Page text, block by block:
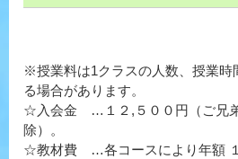
※授業料は1クラスの人数、授業時
る場合があります。
☆入会金 …１２,５００円（ご兄
除）。
☆教材費 …各コースにより年額